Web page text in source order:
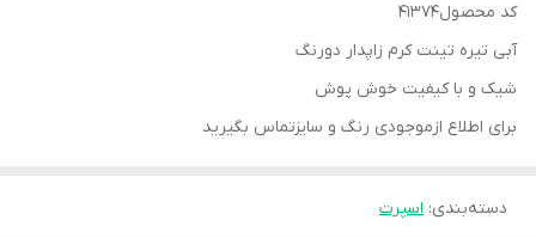
کد محصول41374
آبی تیره تینت کرم زاپدار دورنگ
شیک و با کیفیت خوش پوش
برای اطلاع ازموجودی رنگ و سایزتماس بگیرید
دسته‌بندی: اسپرت